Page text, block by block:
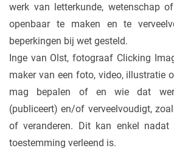
werk van letterkunde, wetenschap
openbaar te maken en te
beperkingen bij wet gesteld.
Inge van Olst, fotograaf Clicking
maker van een foto, video, illustratie
mag bepalen of en wie dat
(publiceert) en/of verveelvoudigt,
of veranderen. Dit kan enkel nadat
toestemming verleend is.